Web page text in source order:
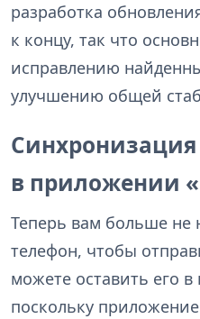
разработка
к концу, так что
исправлению
улучшению общей
в приложении
Теперь вам больше не
телефон, чтобы
можете оставить его
поскольку